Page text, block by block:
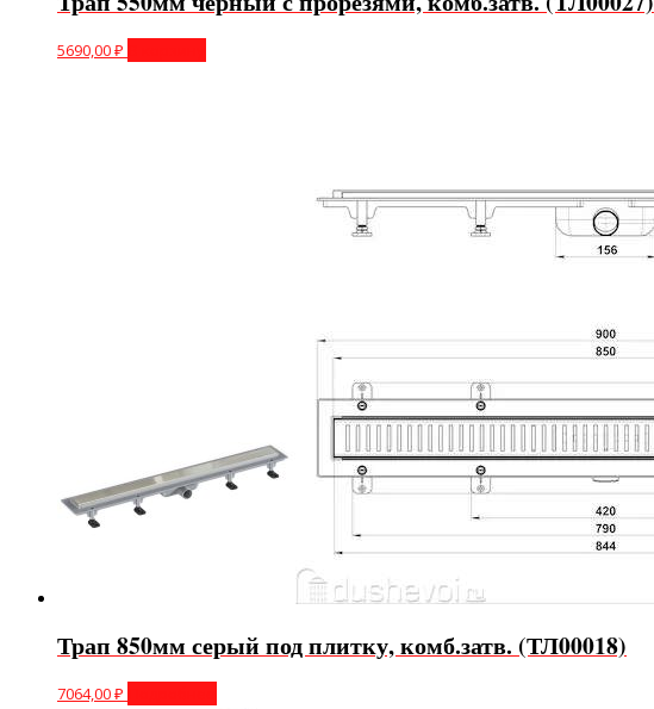
5690,00₽
Трап 850мм серый под плитку, комб.затв. (ТЛ00018)
7064,00₽